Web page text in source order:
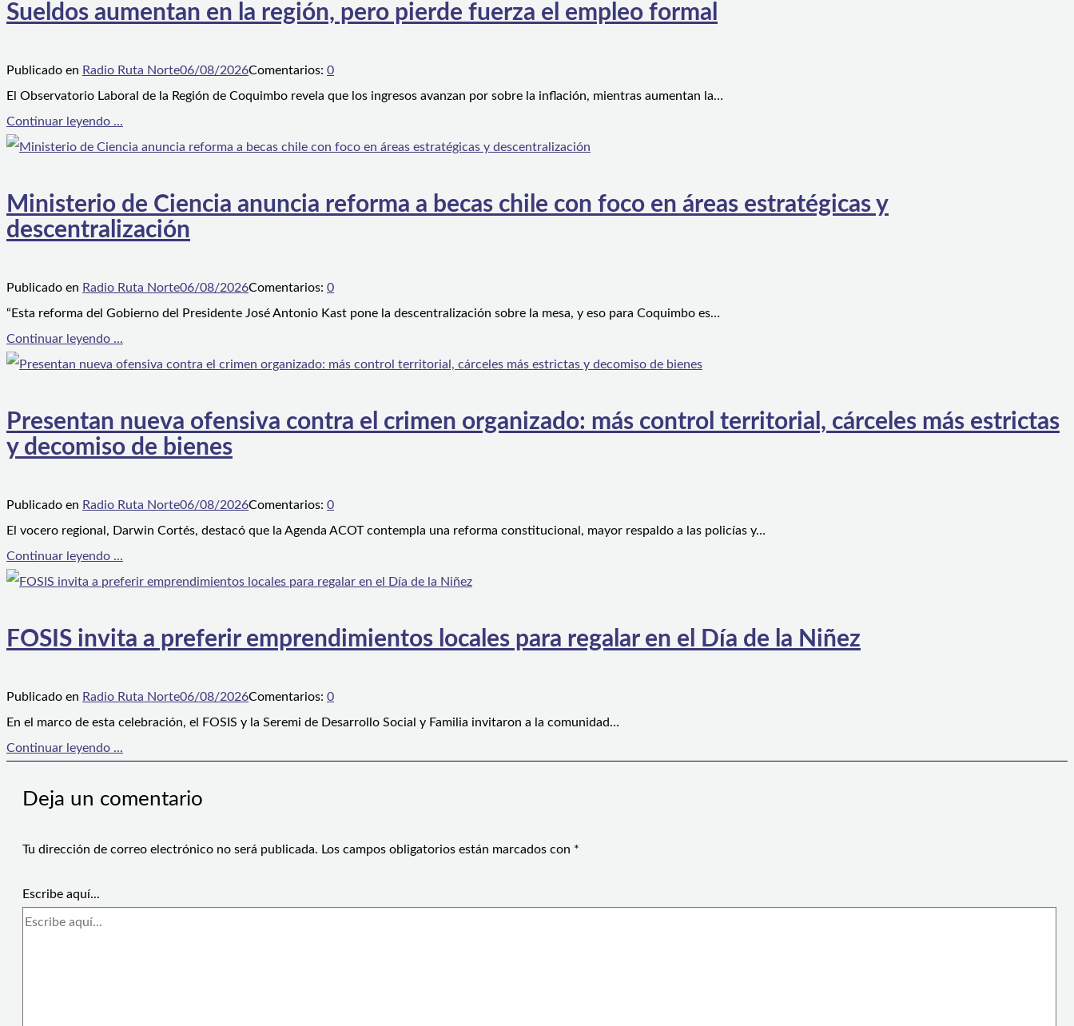
Sueldos aumentan en la región, pero pierde fuerza el empleo formal
Publicado en Radio Ruta Norte06/08/2026Comentarios: 0
El Observatorio Laboral de la Región de Coquimbo revela que los ingresos avanzan por sobre la inflación, mientras aumentan la…
Continuar leyendo ...
Ministerio de Ciencia anuncia reforma a becas chile con foco en áreas estratégicas y
descentralización
Publicado en Radio Ruta Norte06/08/2026Comentarios: 0
“Esta reforma del Gobierno del Presidente José Antonio Kast pone la descentralización sobre la mesa, y eso para Coquimbo es…
Continuar leyendo ...
Presentan nueva ofensiva contra el crimen organizado: más control territorial, cárceles más estrictas
y decomiso de bienes
Publicado en Radio Ruta Norte06/08/2026Comentarios: 0
El vocero regional, Darwin Cortés, destacó que la Agenda ACOT contempla una reforma constitucional, mayor respaldo a las policías y…
Continuar leyendo ...
FOSIS invita a preferir emprendimientos locales para regalar en el Día de la Niñez
Publicado en Radio Ruta Norte06/08/2026Comentarios: 0
En el marco de esta celebración, el FOSIS y la Seremi de Desarrollo Social y Familia invitaron a la comunidad…
Continuar leyendo ...
Deja un comentario
Tu dirección de correo electrónico no será publicada. Los campos obligatorios están marcados con *
Escribe aquí...